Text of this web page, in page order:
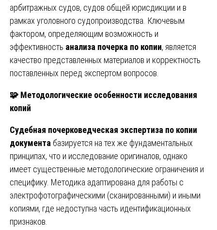
арбитражных судов, судов общей юрисдикции и в
рамках уголовного судопроизводства. Ключевым
фактором, определяющим возможность и
эффективность анализа почерка по копии, является
качество представленных материалов и корректность
поставленных перед экспертом вопросов.
🧩 Методологические особенности исследования
копий
Судебная почерковедческая экспертиза по копии
документа базируется на тех же фундаментальных
принципах, что и исследование оригиналов, однако
имеет существенные методологические ограничения и
специфику. Методика адаптирована для работы с
электрофотографическими (сканированными) и иными
копиями, где недоступна часть идентификационных
признаков.